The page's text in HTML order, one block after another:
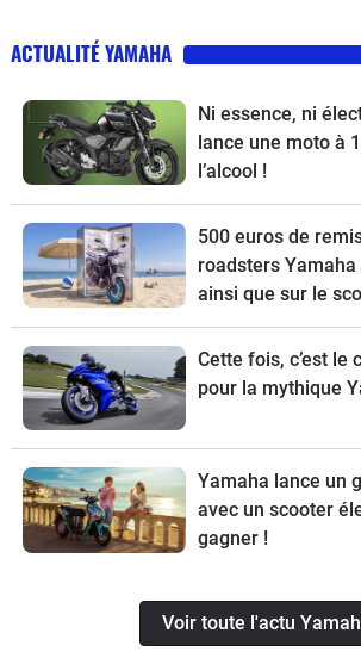
ACTUALITÉ YAMAHA
Ni essence, ni
lance une moto à
l’alcool !
500 euros de
roadsters Yamaha
ainsi que sur le
Cette fois, c’est le
pour la mythique
Yamaha lance un
avec un scooter
gagner !
Voir toute l'actu